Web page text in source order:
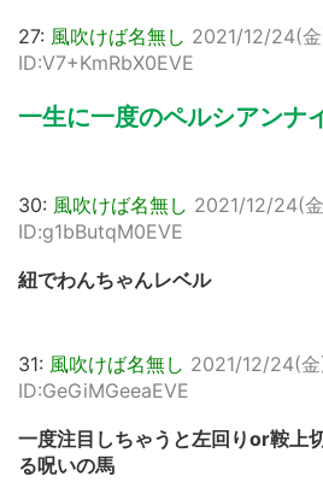
27: 風吹けば名無し 2021/12/24(
ID:V7+KmRbX0EVE
一生に一度のペルシアンナ
30: 風吹けば名無し 2021/12/24(
ID:g1bButqM0EVE
紐でわんちゃんレベル
31: 風吹けば名無し 2021/12/24(
ID:GeGiMGeeaEVE
一度注目しちゃうと左回りor鞍上
る呪いの馬